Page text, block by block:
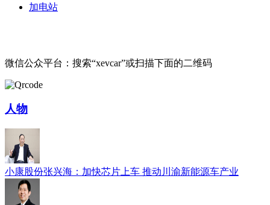
加电站
微信公众平台：搜索“xevcar”或扫描下面的二维码
人物
小康股份张兴海：加快芯片上车 推动川渝新能源车产业